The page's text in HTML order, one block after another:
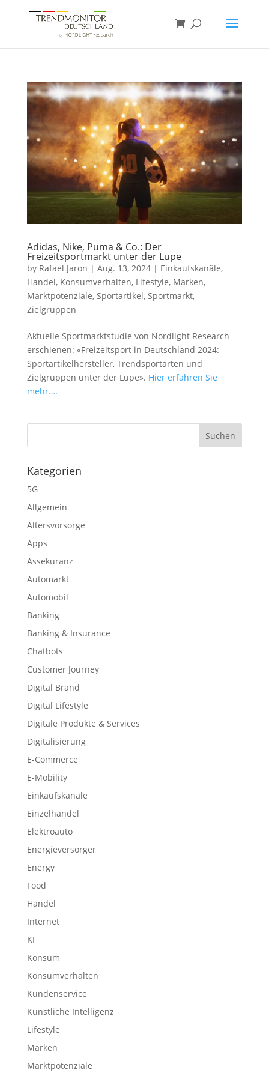
Adidas, Nike, Puma & Co.: Der
Freizeitsportmarkt unter der Lupe
by Rafael Jaron | Aug. 13, 2024| Einkaufskanäle,
Handel, Konsumverhalten, Lifestyle, Marken,
Marktpotenziale, Sportartikel, Sportmarkt,
Zielgruppen
Aktuelle Sportmarktstudie von Nordlight Research
erschienen: «Freizeitsport in Deutschland 2024:
Sportartikelhersteller, Trendsportarten und
Zielgruppen unter der Lupe». Hier erfahren Sie
mehr….
Kategorien
5G
Allgemein
Altersvorsorge
Apps
Assekuranz
Automarkt
Automobil
Banking
Banking & Insurance
Chatbots
Customer Journey
Digital Brand
Digital Lifestyle
Digitale Produkte & Services
Digitalisierung
E-Commerce
E-Mobility
Einkaufskanäle
Einzelhandel
Elektroauto
Energieversorger
Energy
Food
Handel
Internet
KI
Konsum
Konsumverhalten
Kundenservice
Künstliche Intelligenz
Lifestyle
Marken
Marktpotenziale